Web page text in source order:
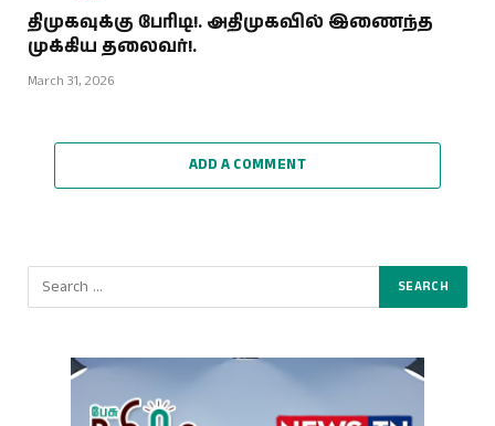
திமுகவுக்கு பேரிடி!. அதிமுகவில் இணைந்த
முக்கிய தலைவர்!.
March 31, 2026
ADD A COMMENT